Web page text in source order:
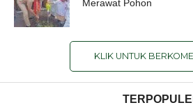
Merawat Pohon
KLIK UNTUK